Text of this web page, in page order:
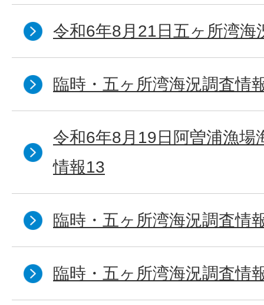
令和6年8月21日五ヶ所湾海
臨時・五ヶ所湾海況調査情
令和6年8月19日阿曽浦漁場
情報13
臨時・五ヶ所湾海況調査情
臨時・五ヶ所湾海況調査情